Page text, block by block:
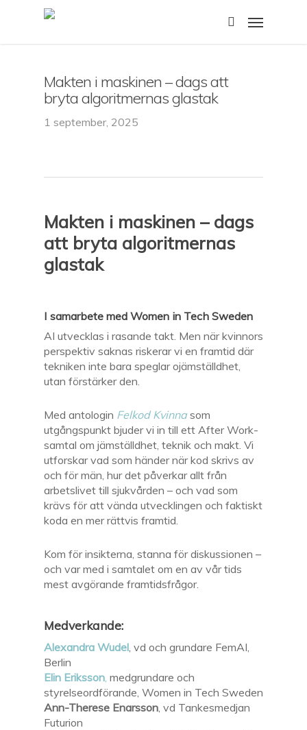
search
Menu
Makten i maskinen – dags att
bryta algoritmernas glastak
1 september, 2025
Makten i maskinen – dags
att bryta algoritmernas
glastak
I samarbete med Women in Tech Sweden
AI utvecklas i rasande takt. Men när kvinnors
perspektiv saknas riskerar vi en framtid där
tekniken inte bara speglar ojämställdhet,
utan förstärker den.
Med antologin Felkod Kvinnasom
utgångspunkt bjuder vi in till ett After Work-
samtal om jämställdhet, teknik och makt. Vi
utforskar vad som händer när kod skrivs av
och för män, hur det påverkar allt från
arbetslivet till sjukvården – och vad som
krävs för att vända utvecklingen och faktiskt
koda en mer rättvis framtid.
Kom för insikterna, stanna för diskussionen –
och var med i samtalet om en av vår tids
mest avgörande framtidsfrågor.
Medverkande:
Alexandra Wudel, vd och grundare FemAI,
Berlin
Elin Eriksson, medgrundare och
styrelseordförande, Women in Tech Sweden
Ann-Therese Enarsson, vd Tankesmedjan
Futurion